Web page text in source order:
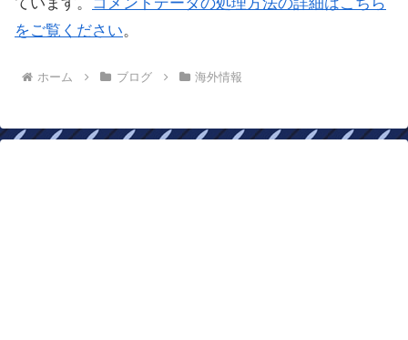
をご覧ください。
ホーム ブログ 海外情報